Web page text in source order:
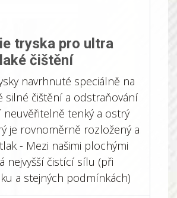
tryska pro ultra
čištění
navrhnuté speciálně na
silné čištění a odstraňování
neuvěřitelně tenký a ostrý
je rovnoměrně rozložený a
- Mezi našimi plochými
nejvyšší čistící sílu (při
a stejných podmínkách)